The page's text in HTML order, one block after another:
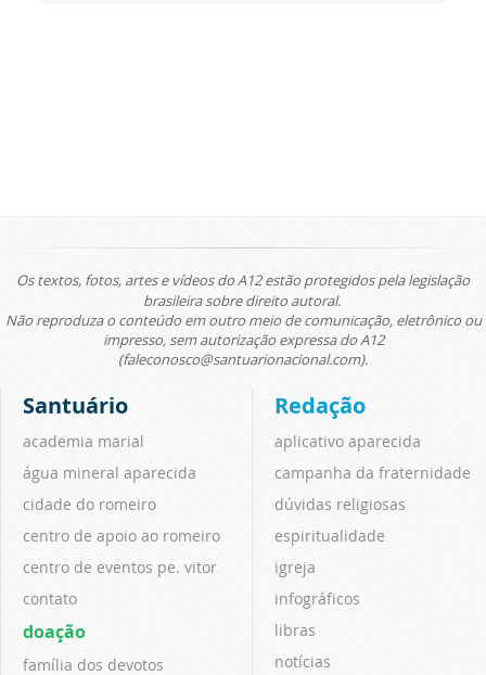
Os textos, fotos, artes e vídeos do A12 estão protegidos pela legislação
brasileira sobre direito autoral.
Não reproduza o conteúdo em outro meio de comunicação, eletrônico ou
impresso, sem autorização expressa do A12
(faleconosco@santuarionacional.com).
Santuário
academia marial
água mineral aparecida
cidade do romeiro
centro de apoio ao romeiro
centro de eventos pe. vitor
contato
doação
família dos devotos
Redação
aplicativo aparecida
campanha da fraternidade
dúvidas religiosas
espiritualidade
igreja
infográficos
libras
notícias